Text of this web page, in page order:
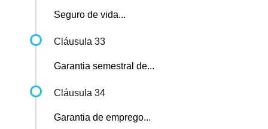
Seguro de vida...
Cláusula 33
Garantia semestral de...
Cláusula 34
Garantia de emprego...